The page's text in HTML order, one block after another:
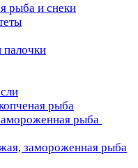
рыба и снеки
палочки
рыба
рыба
замороженная рыба